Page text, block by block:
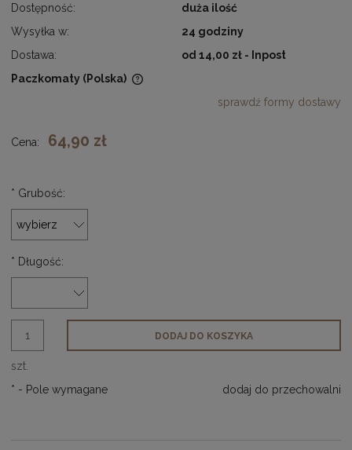
Dostępność:
duża ilość
Wysyłka w:
24 godziny
Dostawa:
od 14,00 zł - Inpost
Paczkomaty (Polska)
sprawdź formy dostawy
Cena: 64,90 zł
* Grubość:
* Długość:
szt.
DODAJ DO KOSZYKA
dodaj do przechowalni
* - Pole wymagane